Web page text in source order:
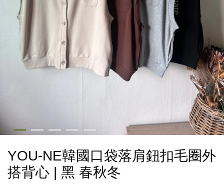
YOU-NE韓國口袋落肩鈕扣毛圈外
搭背心 | 黑 春秋冬